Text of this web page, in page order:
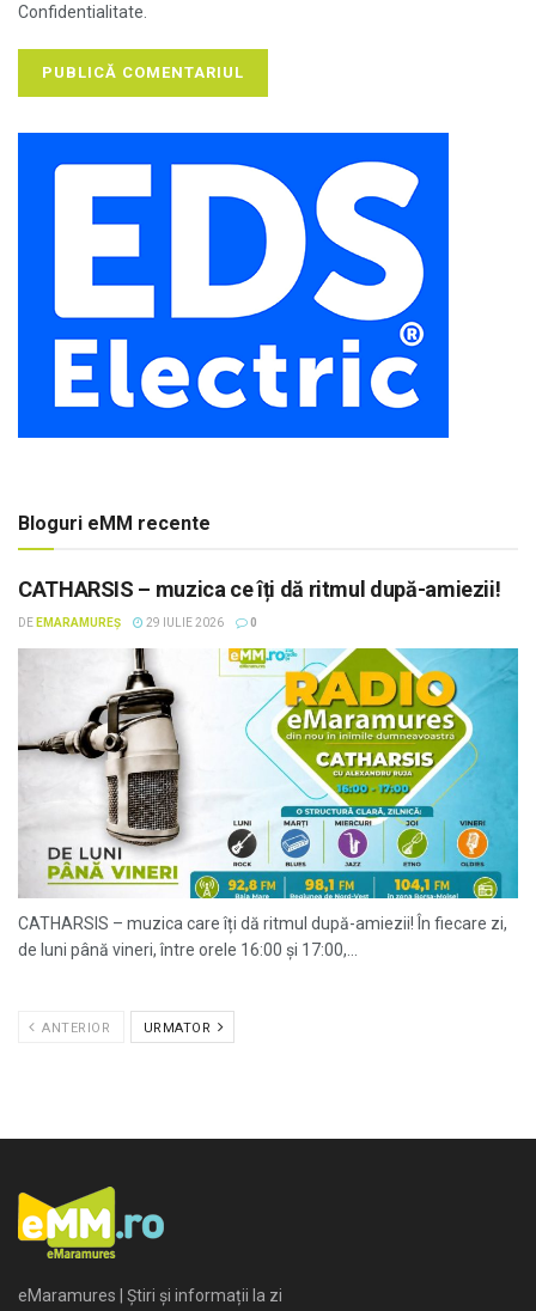
Confidentialitate.
Bloguri eMM recente
CATHARSIS – muzica ce îți dă ritmul după-amiezii!
DE EMARAMUREȘ 29 IULIE 2026 0
CATHARSIS – muzica care îți dă ritmul după-amiezii! În fiecare zi,
de luni până vineri, între orele 16:00 și 17:00,...
ANTERIOR URMATOR
eMaramures | Știri și informații la zi